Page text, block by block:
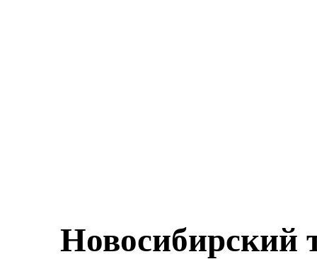
Новосибирский